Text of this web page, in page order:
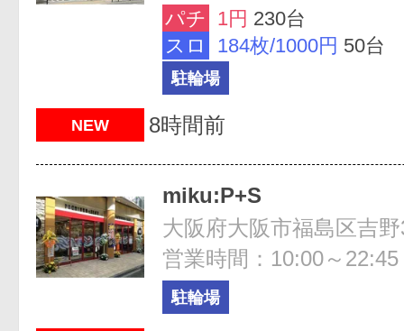
パチ 1円 230台
スロ
184枚/1000円 50台
駐輪場
NEW 8時間前
miku:P+S
大阪府大阪市福島区吉
営業時間：10:00～22:45
駐輪場